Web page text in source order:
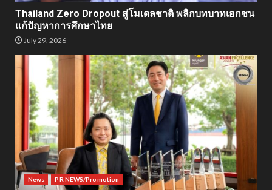
Thailand Zero Dropout สู่โมเดลชาติ พลิกบทบาทเอกชน
แก้ปัญหาการศึกษาไทย
July 29, 2026
News PR NEWS/Promotion